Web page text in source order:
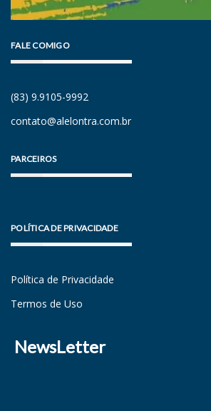
FALE COMIGO
(83) 9.9105-9992
contato@alelontra.com.br
PARCEIROS
POLÍTICA DE PRIVACIDADE
Política de Privacidade
Termos de Uso
NewsLetter